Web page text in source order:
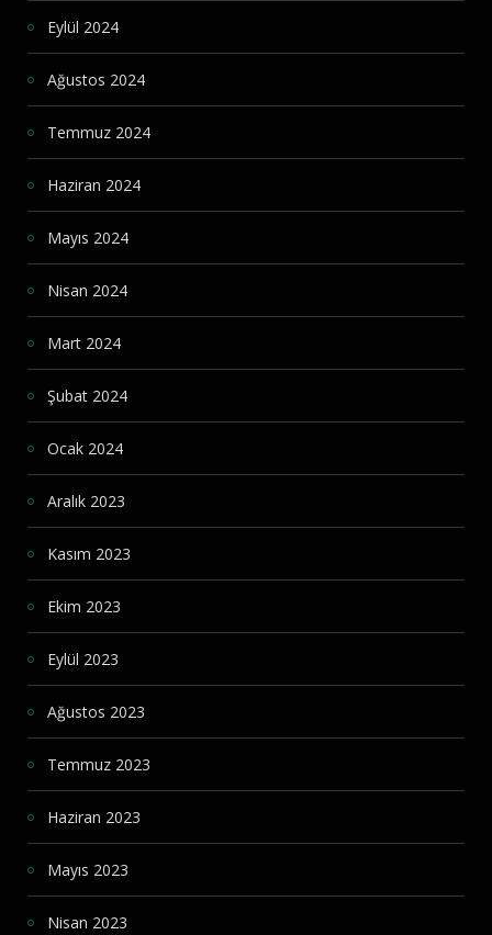
Eylül 2024
Ağustos 2024
Temmuz 2024
Haziran 2024
Mayıs 2024
Nisan 2024
Mart 2024
Şubat 2024
Ocak 2024
Aralık 2023
Kasım 2023
Ekim 2023
Eylül 2023
Ağustos 2023
Temmuz 2023
Haziran 2023
Mayıs 2023
Nisan 2023